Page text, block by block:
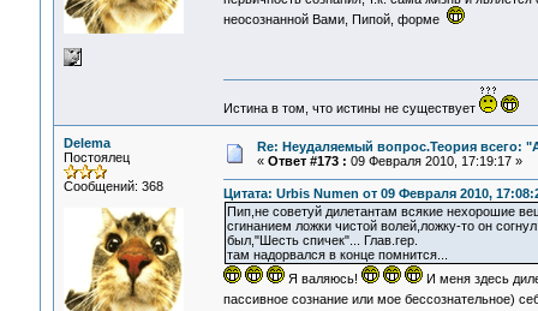
неосознанной Вами, Пипой, форме
Истина в том, что истины не существует
Delema
Постоялец
Сообщений: 368
Re: Неудаляемый вопрос.Теория всего:
« Ответ #173 : 09 Февраля 2010, 17:19:17 »
Цитата: Urbis Numen от 09 Февраля 2010,
Пип,не советуй дилетантам всякие нехорошие
сгинанием ложки чистой волей,ложку-то он
был,"Шесть спичек"... Глав.гер.
там надорвался в конце помнится...
Я валяюсь!
И меня здесь
пассивное сознание или мое бессознательное)